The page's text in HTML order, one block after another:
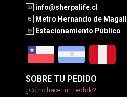
info@sherpalife.cl
Metro Hernando de
Estacionamiento Público
SOBRE TU PEDIDO
¿Cómo hacer un pedido?